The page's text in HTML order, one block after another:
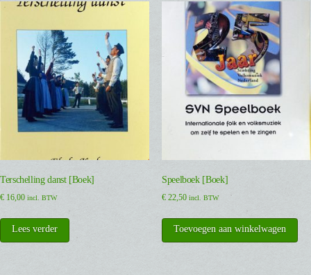
Terschelling danst [Boek]
€ 16,00 incl. BTW
Lees verder
Speelboek [Boek]
€22,50 incl. BTW
Toevoegen aan winkelwagen